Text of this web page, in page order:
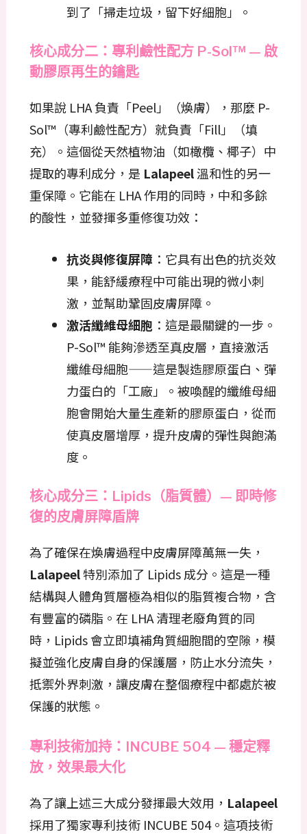
到了「掃走垃圾，留下好細胞」。
核心成分二：專利鹼性配方 P-Sol™ — 啟
動膠原再生的鑰匙
如果說 LHA 負責「Peel」（煥膚），那麼 P-
Sol™（專利鹼性配方）就負責「Fill」（填
充）。這個從天然植物油（如橄欖、椰子）中
提取的專利成分，是 Lalapeel溫和性的另一
重保障。它能在 LHA 作用的同時，中和多餘
的酸性，並發揮多重修復功效：
抗炎與修復屏障 ：它具有出色的抗炎效
果，能舒緩療程中可能出現的微小刺
激，並幫助鞏固皮膚屏障。
激活纖維母細胞 ：這是最關鍵的一步。
P-Sol™ 能夠滲透至真皮層，直接激活
纖維母細胞——這是製造膠原蛋白、彈
力蛋白的「工廠」。被喚醒的纖維母細
胞會開始大量生產新的膠原蛋白，從而
使真皮層增厚，提升皮膚的彈性與飽滿
度。
核心成分三：Lipids（脂質體）— 即時修
復的皮膚屏障盾牌
為了確保在煥膚過程中皮膚屏障萬無一失，
Lalapeel特別添加了 Lipids 成分。這是一種
結構與人體角質層極為相似的脂質複合物，含
有豐富的磷脂。在 LHA 清理老廢角質的同
時，Lipids 會立即填補角質細胞間的空隙，模
擬並強化皮膚自身的保護層，防止水分流失，
抵禦外界刺激，讓皮膚在整個療程中都處於被
保護的狀態。
專利技術加持：INCUBE 504 — 穩定釋
放，效果最大化
為了讓上述三大成分發揮最大效用， Lalapeel
採用了獨家專利技術 INCUBE 504。這項技術